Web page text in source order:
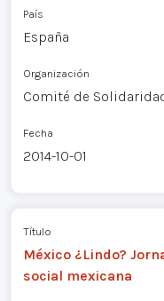
País
España
Organización
Comité de
Fecha
2014-10-01
Título
México ¿Lindo?
social mexicana